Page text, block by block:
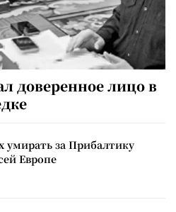
доверенное лицо в
за Прибалтику
Европе